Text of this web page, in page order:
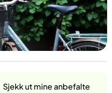
Sjekk ut mine anbefalte